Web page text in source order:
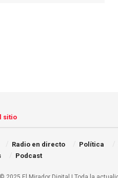
sitio
Radio en directo Política
Podcast